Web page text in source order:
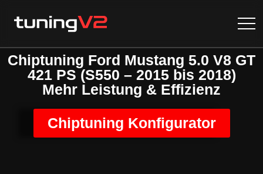
Chiptuning Ford Mustang 5.0 V8 GT
421 PS (S550 – 2015 bis 2018)
Mehr Leistung & Effizienz
Chiptuning Konfigurator